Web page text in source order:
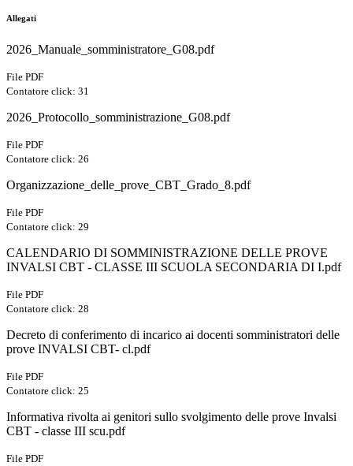
Allegati
2026_Manuale_somministratore_G08.pdf
File PDF
Contatore click: 31
2026_Protocollo_somministrazione_G08.pdf
File PDF
Contatore click: 26
Organizzazione_delle_prove_CBT_Grado_8.pdf
File PDF
Contatore click: 29
CALENDARIO DI SOMMINISTRAZIONE DELLE PROVE
INVALSI CBT - CLASSE III SCUOLA SECONDARIA DI I.pdf
File PDF
Contatore click: 28
Decreto di conferimento di incarico ai docenti somministratori delle
prove INVALSI CBT- cl.pdf
File PDF
Contatore click: 25
Informativa rivolta ai genitori sullo svolgimento delle prove Invalsi
CBT - classe III scu.pdf
File PDF